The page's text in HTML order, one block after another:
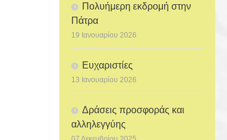
Πολυήμερη εκδρομή στην
Πάτρα
19 Ιανουαρίου 2026
Ευχαριστίες
13 Ιανουαρίου 2026
Δράσεις προσφοράς και
αλληλεγγύης